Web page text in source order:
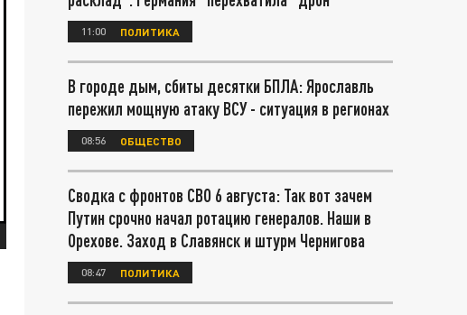
11:00 ПОЛИТИКА
В городе дым, сбиты десятки БПЛА: Ярославль
пережил мощную атаку ВСУ - ситуация в регионах
08:56 ОБЩЕСТВО
Сводка с фронтов СВО 6 августа: Так вот зачем
Путин срочно начал ротацию генералов. Наши в
Орехове. Заход в Славянск и штурм Чернигова
08:47 ПОЛИТИКА